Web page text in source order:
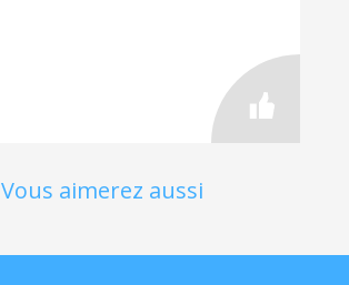
Vous aimerez aussi